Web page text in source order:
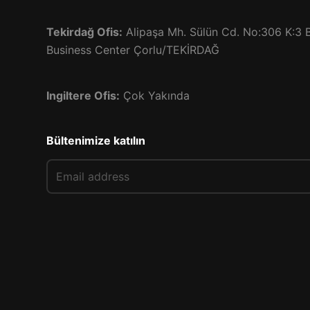
Tekirdağ Ofis: Alipaşa Mh. Sülün Cd. No:306 K:3
Business Center Çorlu/TEKİRDAĞ
Ingiltere Ofis: Çok Yakında
Bültenimize katılın